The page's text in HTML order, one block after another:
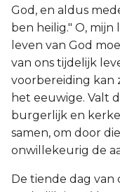
God, en aldus
ben heilig." O,
leven van God
van ons tijdelijk
voorbereiding kan
het eeuwige. Valt
burgerlijk en
samen, om door
onwillekeurig de
De tiende dag van